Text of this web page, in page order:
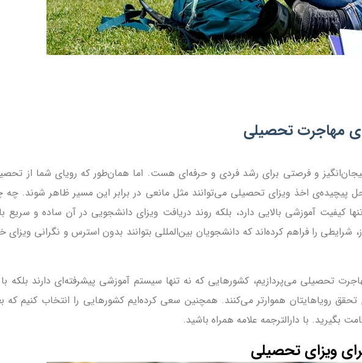
و فرصتی برای رشد فردی و حرفه‌ای هست. اما همان‌طور که رویای شما از
پیچیده‌ی اخذ ویزای تحصیلی می‌توانند مثل مانعی در برابر این مسیر ظاهر شوند. چه
کیفیت آموزشی بالایی دارد، بلکه روند دریافت ویزای دانشجویی در آن ساده و سریع
را فراهم کرده‌اند که دانشجویان بین‌المللی بتوانند بدون استرس و نگرانی ویزای
تحصیلی می‌پردازیم، کشورهایی که نه تنها سیستم آموزشی پیشرفته‌ای دارند بلکه با
رویاهایتان هموارتر می‌کنند. همچنین سعی کرده‌ایم کشورهایی را انتخاب کنیم که
بگیرید. با دارالترجمه علامه همراه باشید.
ویزای تحصیلی